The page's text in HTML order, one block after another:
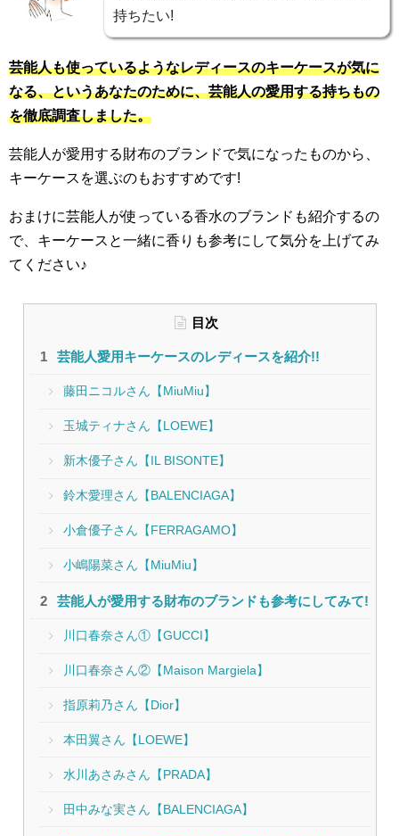
持ちたい!
芸能人も使っているようなレディースのキーケースが気に
なる、というあなたのために、芸能人の愛用する持ちもの
を徹底調査しました。
芸能人が愛用する財布のブランドで気になったものから、
キーケースを選ぶのもおすすめです!
おまけに芸能人が使っている香水のブランドも紹介するの
で、キーケースと一緒に香りも参考にして気分を上げてみ
てください♪
目次
芸能人愛用キーケースのレディースを紹介!!
藤田ニコルさん【MiuMiu】
玉城ティナさん【LOEWE】
新木優子さん【IL BISONTE】
鈴木愛理さん【BALENCIAGA】
小倉優子さん【FERRAGAMO】
小嶋陽菜さん【MiuMiu】
芸能人が愛用する財布のブランドも参考にしてみて!
川口春奈さん①【GUCCI】
川口春奈さん②【Maison Margiela】
指原莉乃さん【Dior】
本田翼さん【LOEWE】
水川あさみさん【PRADA】
田中みな実さん【BALENCIAGA】